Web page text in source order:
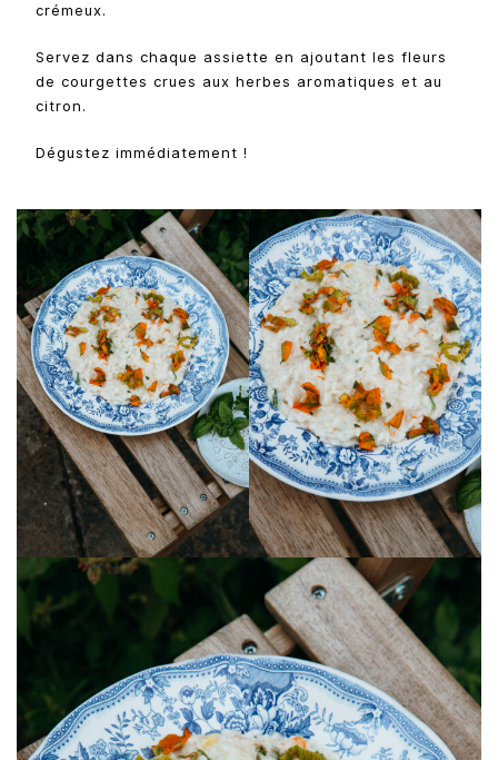
crémeux.
Servez dans chaque assiette en ajoutant les fleurs
de courgettes crues aux herbes aromatiques et au
citron.
Dégustez immédiatement !